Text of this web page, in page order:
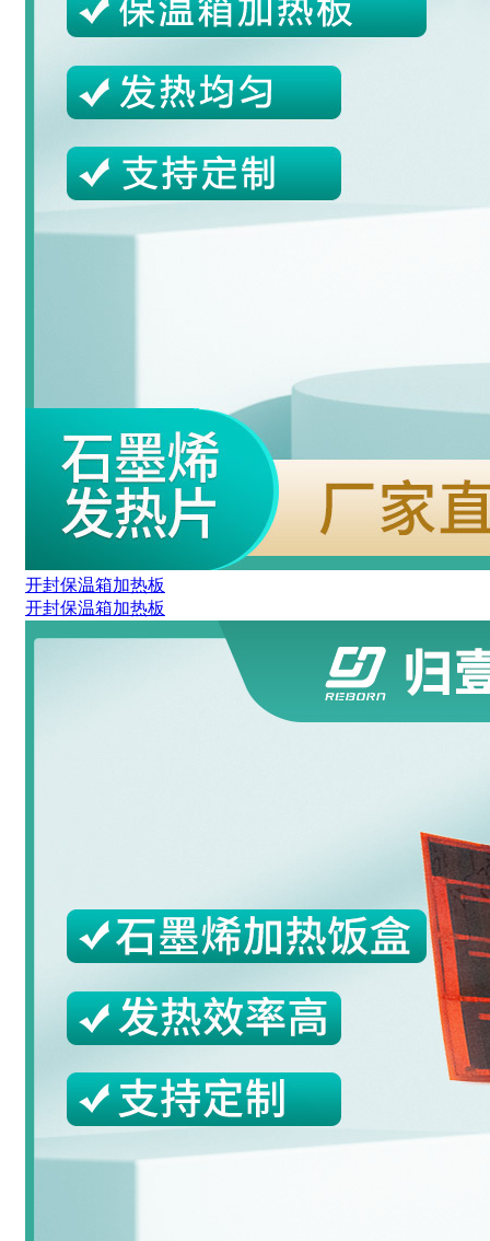
开封保温箱加热板
开封保温箱加热板